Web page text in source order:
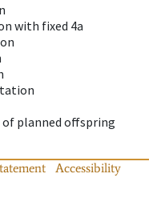
with fixed 4a
planned offspring
Accessibility